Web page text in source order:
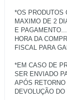
*OS PRODUTOS
MAXIMO DE 2
E
HORA DA
FISCAL PARA
*EM CASO DE
SER ENVIADO
APÓS
DEVOLUÇÃO